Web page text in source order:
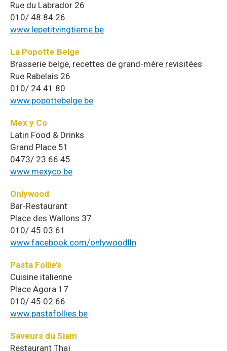
Rue du Labrador 26
010/ 48 84 26
www.lepetitvingtieme.be
La Popotte Belge
Brasserie belge, recettes de grand-mère revisitées
Rue Rabelais 26
010/ 24 41 80
www.popottebelge.be
Mex y Co
Latin Food & Drinks
Grand Place 51
0473/ 23 66 45
www.mexyco.be
Onlywood
Bar-Restaurant
Place des Wallons 37
010/ 45 03 61
www.facebook.com/onlywoodlln
Pasta Follie’s
Cuisine italienne
Place Agora 17
010/ 45 02 66
www.pastafollies.be
Saveurs du Siam
Restaurant Thaï